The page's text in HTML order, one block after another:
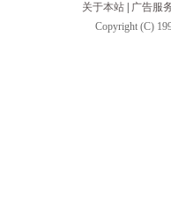
关于本站
广告服
Copyright (C)